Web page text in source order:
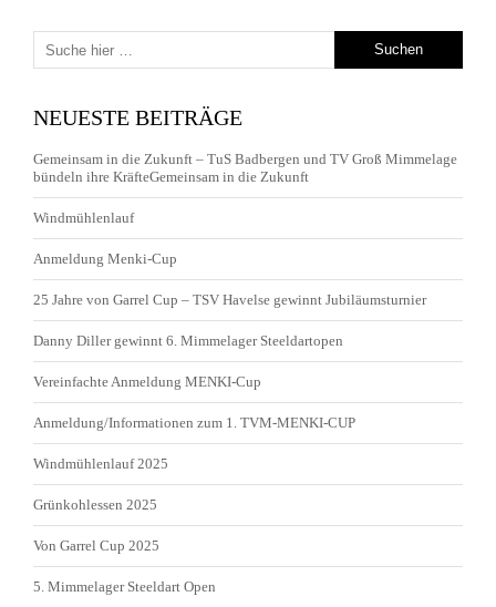
NEUESTE BEITRÄGE
Gemeinsam in die Zukunft – TuS Badbergen und TV Groß Mimmelage
bündeln ihre KräfteGemeinsam in die Zukunft
Windmühlenlauf
Anmeldung Menki-Cup
25 Jahre von Garrel Cup – TSV Havelse gewinnt Jubiläumsturnier
Danny Diller gewinnt 6. Mimmelager Steeldartopen
Vereinfachte Anmeldung MENKI-Cup
Anmeldung/Informationen zum 1. TVM-MENKI-CUP
Windmühlenlauf 2025
Grünkohlessen 2025
Von Garrel Cup 2025
5. Mimmelager Steeldart Open